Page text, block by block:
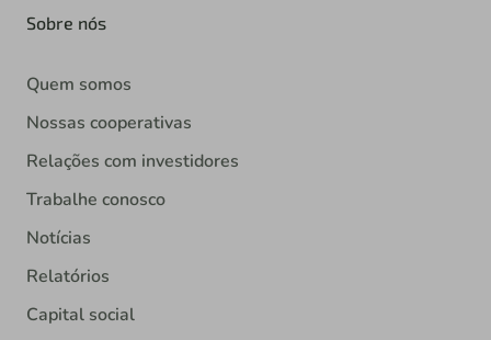
Sobre nós
Quem somos
Nossas cooperativas
Relações com investidores
Trabalhe conosco
Notícias
Relatórios
Capital social